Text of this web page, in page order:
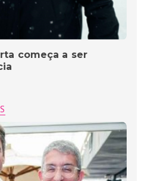
começa a ser